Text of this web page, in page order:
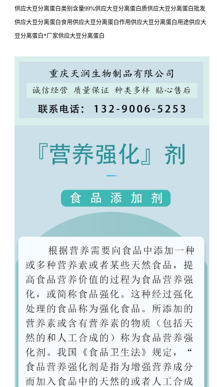
供应大豆分离蛋白类别含量99%供应大豆分离蛋白质供应大豆分离蛋白批发
供应大豆分离蛋白食用供应大豆分离蛋白作用供应大豆分离蛋白用途供应大
豆分离蛋白*厂家供应大豆分离蛋白